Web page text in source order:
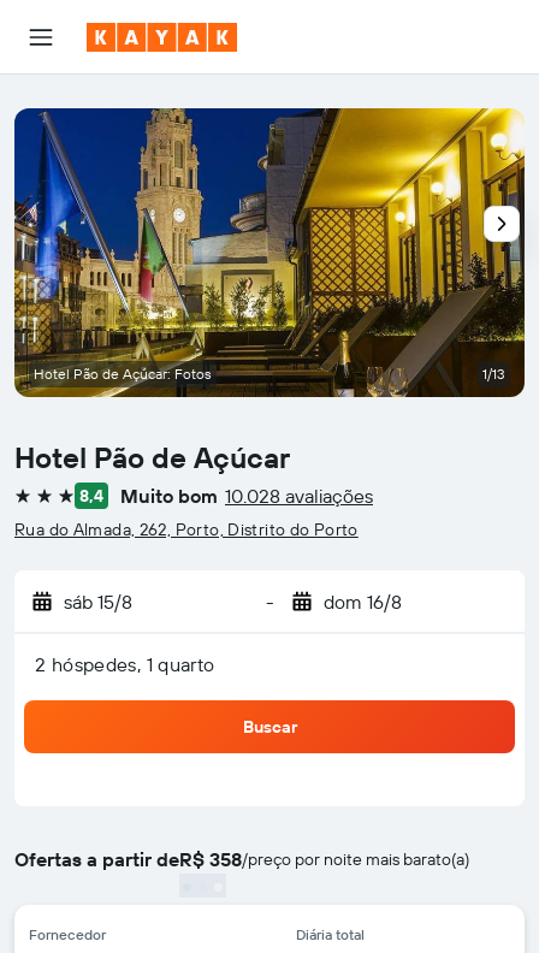
Hotel Pão de Açúcar
3 estrelas8,4 Muito bom 10.028 avaliações
Rua do Almada, 262, Porto, Distrito do Porto
sáb 15/8 - dom 16/8
2 hóspedes, 1 quarto
Buscar
Ofertas a partir deR$ 358/preço por noite mais barato(a)
Fornecedor Diária total
Hotel Pão de Açúcar: Fotos 1/13